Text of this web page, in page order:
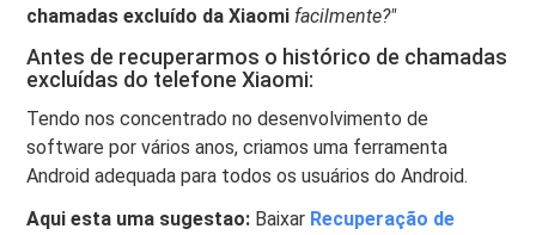
chamadas excluído da Xiaomi facilmente?"
Antes de recuperarmos o histórico de chamadas
excluídas do telefone Xiaomi:
Tendo nos concentrado no desenvolvimento de
software por vários anos, criamos uma ferramenta
Android adequada para todos os usuários do Android.
Aqui esta uma sugestao: Baixar Recuperação de